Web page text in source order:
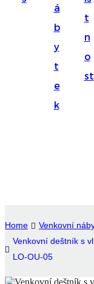
á
b
y
t
e
k
t
n
o
st
Home Venkovní
Venkovní deštník s
LO-OU-05